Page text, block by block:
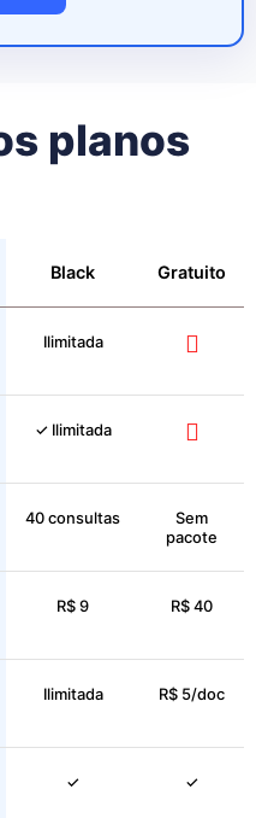
planos
Black Gratuito
Ilimitada
✓ Ilimitada
40 consultas
Sem
pacote
R$ 9 R$ 40
Ilimitada R$ 5/doc
✓ ✓